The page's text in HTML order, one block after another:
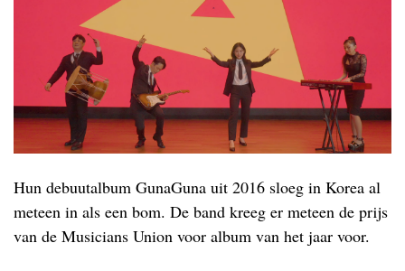
Hun debuutalbum GunaGuna uit 2016 sloeg in Korea al
meteen in als een bom. De band kreeg er meteen de prijs
van de Musicians Union voor album van het jaar voor.